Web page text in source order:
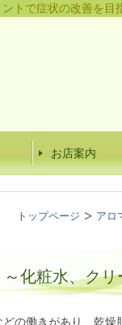
ト で症状の改善を目
お店案内
トップページ アロ
～化粧水、ク
の働きがあり、乾燥